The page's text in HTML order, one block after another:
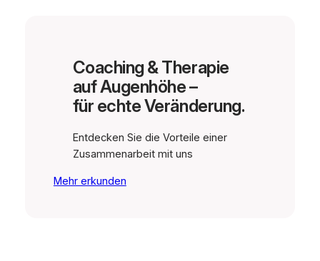
Coaching & Therapie
auf Augenhöhe –
für echte Veränderung.
Entdecken Sie die Vorteile einer
Zusammenarbeit mit uns
Mehr erkunden